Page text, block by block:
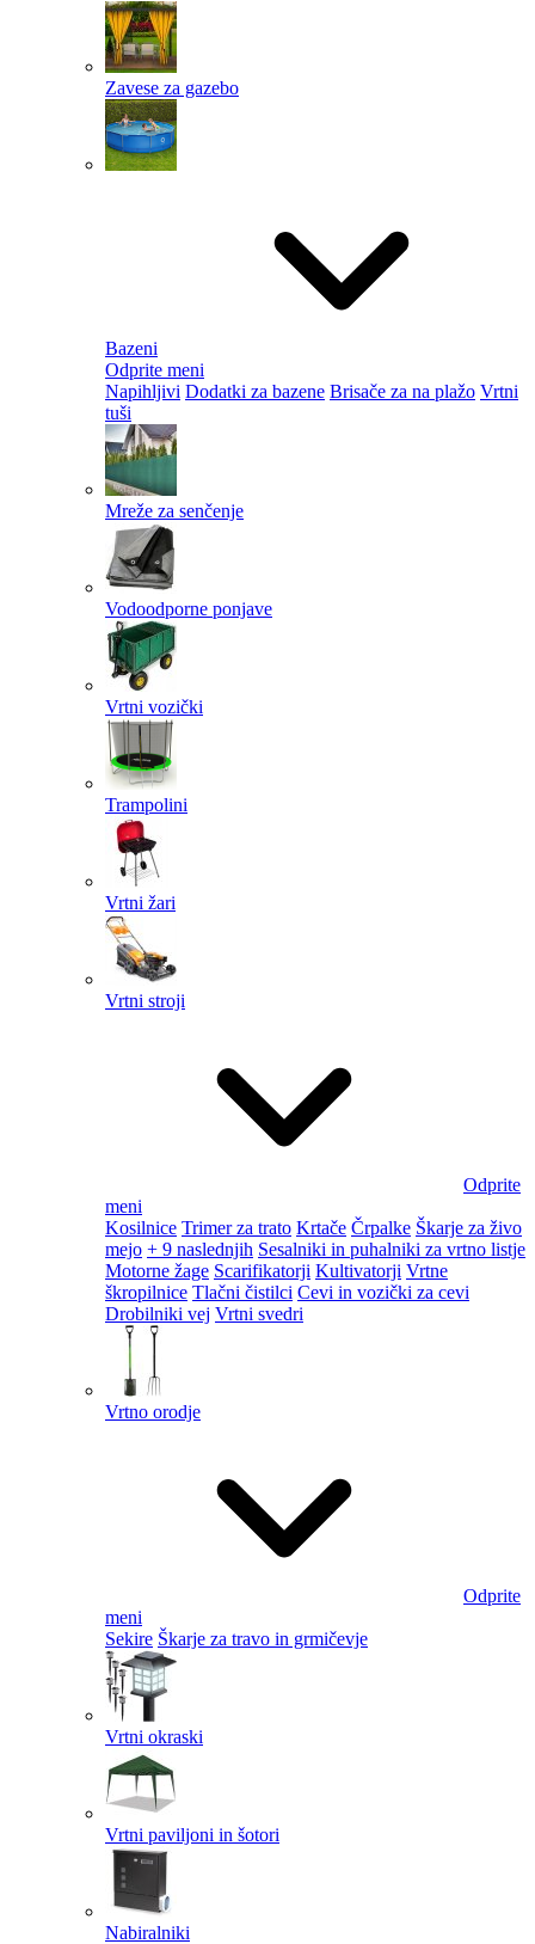
Zavese za gazebo
Bazeni
Odprite meni
Napihljivi Dodatki za bazene Brisače za na plažo Vrtni
tuši
Mreže za senčenje
Vodoodporne ponjave
Vrtni vozički
Trampolini
Vrtni žari
Vrtni stroji
Odprite
meni
Kosilnice Trimer za trato Krtače Črpalke Škarje za živo
mejo + 9 naslednjih Sesalniki in puhalniki za vrtno listje
Motorne žage Scarifikatorji Kultivatorji Vrtne
škropilnice Tlačni čistilci Cevi in vozički za cevi
Drobilniki vej Vrtni svedri
Vrtno orodje
Odprite
meni
Sekire Škarje za travo in grmičevje
Vrtni okraski
Vrtni paviljoni in šotori
Nabiralniki